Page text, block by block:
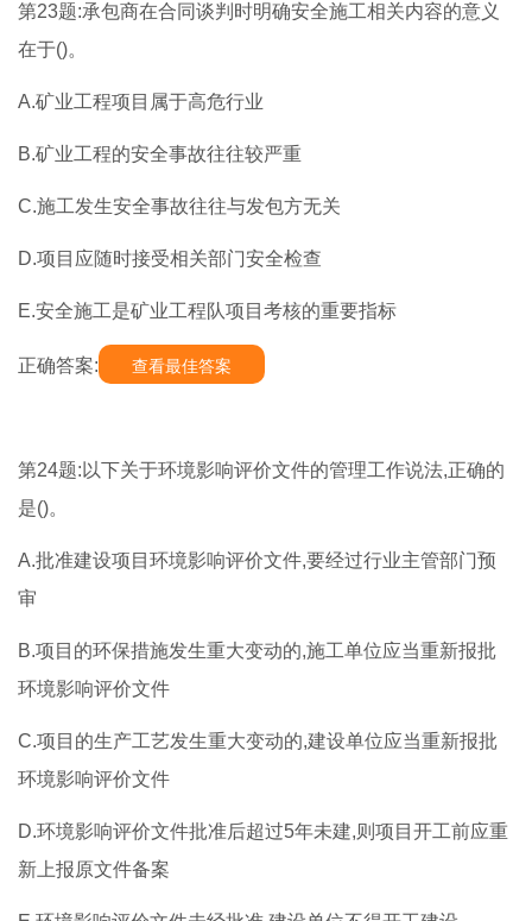
第23题:承包商在合同谈判时明确安全施工相关内容的意义
在于()。
A.矿业工程项目属于高危行业
B.矿业工程的安全事故往往较严重
C.施工发生安全事故往往与发包方无关
D.项目应随时接受相关部门安全检查
E.安全施工是矿业工程队项目考核的重要指标
正确答案: 查看最佳答案
第24题:以下关于环境影响评价文件的管理工作说法,正确的
是()。
A.批准建设项目环境影响评价文件,要经过行业主管部门预
审
B.项目的环保措施发生重大变动的,施工单位应当重新报批
环境影响评价文件
C.项目的生产工艺发生重大变动的,建设单位应当重新报批
环境影响评价文件
D.环境影响评价文件批准后超过5年未建,则项目开工前应重
新上报原文件备案